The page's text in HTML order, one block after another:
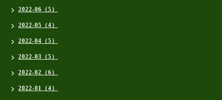
2022-06（5）
2022-05（4）
2022-04（5）
2022-03（5）
2022-02（6）
2022-01（4）